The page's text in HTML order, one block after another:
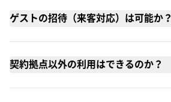
ゲストの招待（来客対応）は可能か？
契約拠点以外の利用はできるのか？